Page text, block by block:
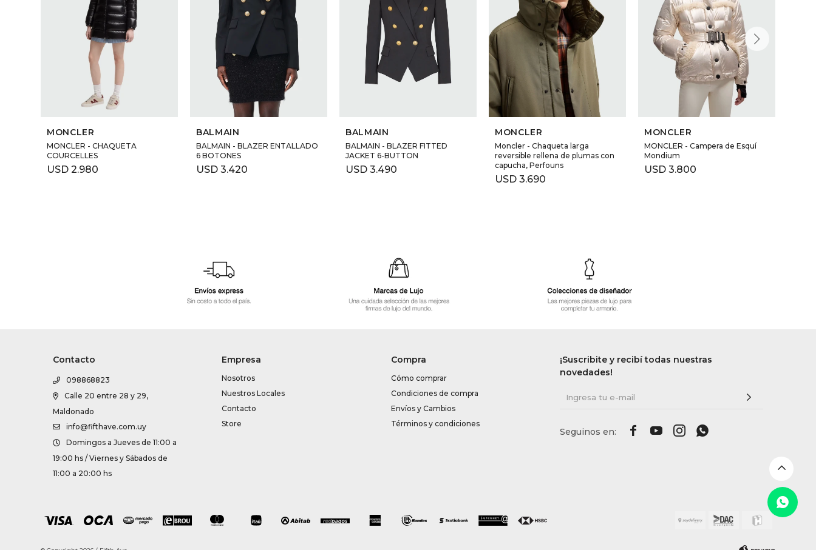
MONCLER
MONCLER - CHAQUETA
COURCELLES
USD 2.980
BALMAIN
BALMAIN - BLAZER ENTALLADO
6 BOTONES
USD 3.420
BALMAIN
BALMAIN - BLAZER FITTED
JACKET 6-BUTTON
USD 3.490
MONCLER
Moncler - Chaqueta larga
reversible rellena de plumas con
capucha, Perfouns
USD 3.690
MONCLER
MONCLER - Campera de Esquí
Mondium
USD 3.800
Contacto
098868823
Calle 20 entre 28 y 29,
Maldonado
info@fifthave.com.uy
Domingos a Jueves de 11:00 a
19:00 hs / Viernes y Sábados de
11:00 a 20:00 hs
Empresa
Nosotros
Nuestros Locales
Contacto
Store
Compra
Cómo comprar
Condiciones de compra
Envíos y Cambios
Términos y condiciones
¡Suscribite y recibí todas nuestras
novedades!
   